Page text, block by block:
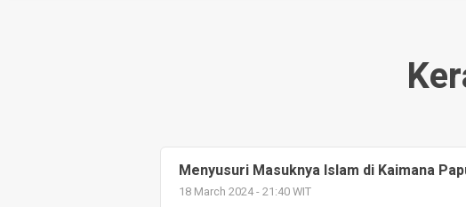
Menyusuri Masuknya Islam di Kaimana
18 March 2024 - 21:40 WIT